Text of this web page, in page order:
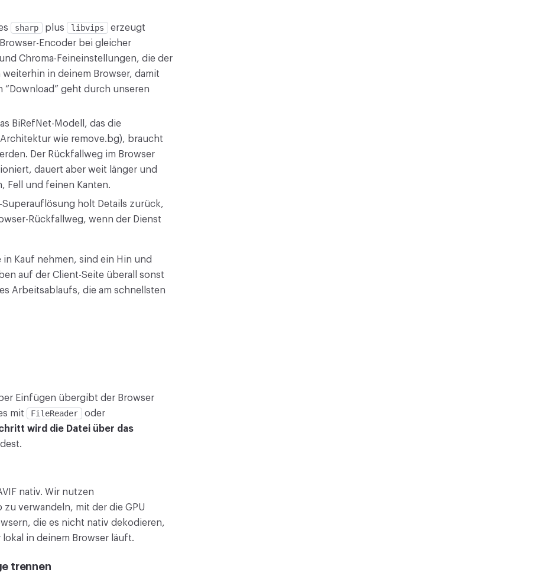
sharp plus libvips
erzeugt
Encoder bei gleicher
Chroma-Feineinstellungen, die der
in deinem Browser, damit
geht durch unseren
BiRefNet-Modell, das die
wie remove.bg), braucht
Der Rückfallweg im Browser
dauert aber weit länger und
Fell und feinen Kanten.
Superauflösung holt Details zurück,
Rückfallweg, wenn der Dienst
in Kauf nehmen, sind ein Hin und
auf der Client-Seite überall sonst
Arbeitsablaufs, die am schnellsten
Einfügen übergibt der Browser
mit FileReader
oder
wird die Datei über das
nativ. Wir nutzen
zu verwandeln, mit der die GPU
die es nicht nativ dekodieren,
in deinem Browser läuft.
trennen